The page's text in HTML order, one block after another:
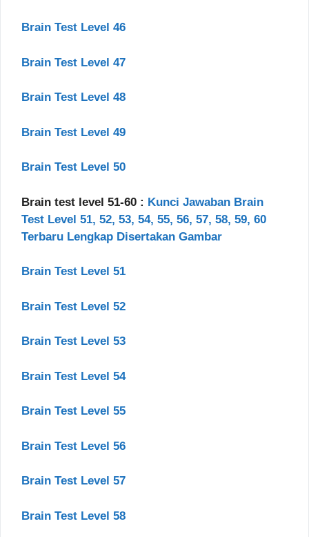
Brain Test Level 46
Brain Test Level 47
Brain Test Level 48
Brain Test Level 49
Brain Test Level 50
Brain test level 51-60 : Kunci Jawaban Brain
Test Level 51, 52, 53, 54, 55, 56, 57, 58, 59, 60
Terbaru Lengkap Disertakan Gambar
Brain Test Level 51
Brain Test Level 52
Brain Test Level 53
Brain Test Level 54
Brain Test Level 55
Brain Test Level 56
Brain Test Level 57
Brain Test Level 58